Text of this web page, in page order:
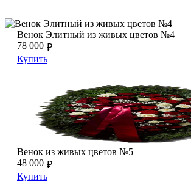
Венок Элитный из живых цветов №4
Венок Элитный из живых цветов №4
Венок Элитный из живых цветов №4
₽
78 000
Купить
Венок из живых цветов №5
Венок из живых цветов №5
Венок из живых цветов №5
₽
48 000
Купить